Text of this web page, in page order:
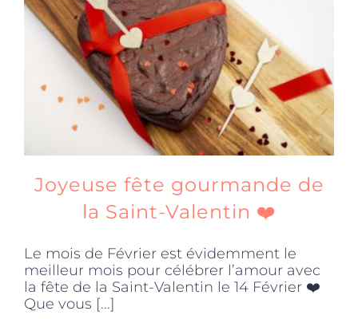
Produits sains
Click and collect
Traiteur
Accessoires
Offres
Joyeuse fête gourmande de
la Saint-Valentin ❤️
Le mois de Février est évidemment le
meilleur mois pour célébrer l’amour avec
la fête de la Saint-Valentin le 14 Février ❤️
Que vous [...]